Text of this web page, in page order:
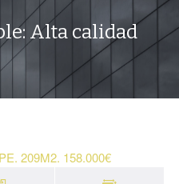
Alta calidad